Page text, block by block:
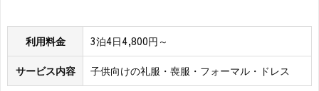
利用料金 3泊4日4,800円～
サービス内容 子供向けの礼服・喪服・フォーマル・ドレス